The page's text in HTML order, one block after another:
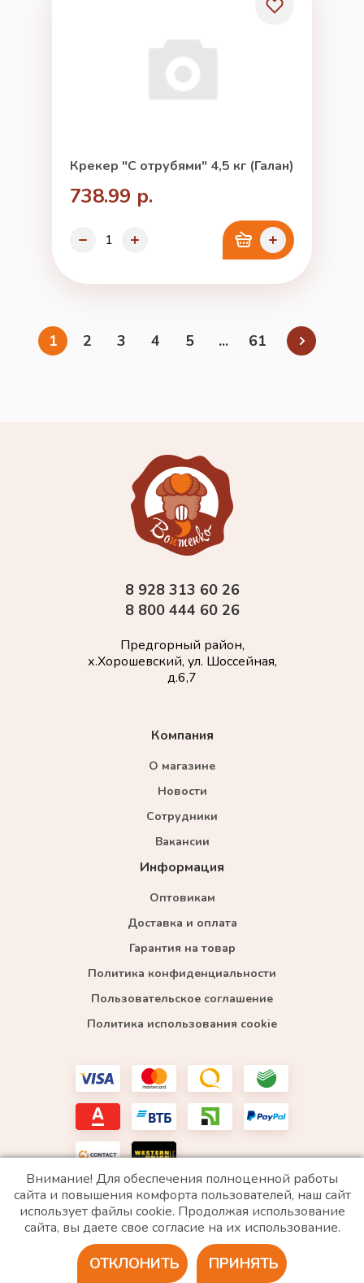
Крекер "С отрубями" 4,5 кг (Галан)
738.99 р.
1 2 3 4 5 ... 61
Компания
О магазине
Новости
Сотрудники
Вакансии
Информация
Оптовикам
Доставка и оплата
Гарантия на товар
Политика конфиденциальности
Пользовательское соглашение
Политика использования cookie
8 928 313 60 26
8 800 444 60 26
Предгорный район,
х.Хорошевский, ул. Шоссейная,
д.6,7
*WhatsApp принадлежит компании Meta, которая признана экстремистской и запрещена в
РФ
2020 © Все права защищены. ИП «Войтенко»
Разработка сайта
Внимание! Для обеспечения полноценной работы
сайта и повышения комфорта пользователей, наш сайт
использует файлы cookie. Продолжая использование
сайта, вы даете свое согласие на их использование.
ПРИНЯТЬ
ОТКЛОНИТЬ